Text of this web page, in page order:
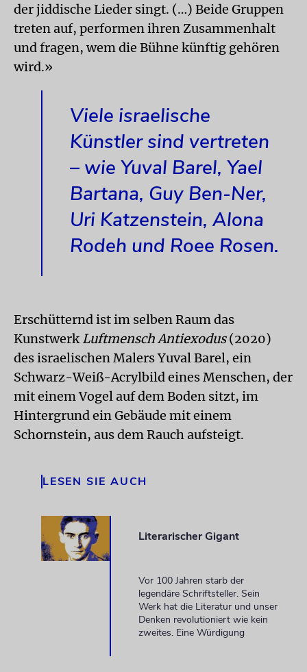
der jiddische Lieder singt. (…) Beide Gruppen
treten auf, performen ihren Zusammenhalt
und fragen, wem die Bühne künftig gehören
wird.»
Viele israelische
Künstler sind vertreten
– wie Yuval Barel, Yael
Bartana, Guy Ben-Ner,
Uri Katzenstein, Alona
Rodeh und Roee Rosen.
Erschütternd ist im selben Raum das
KunstwerkLuftmensch Antiexodus(2020)
des israelischen Malers Yuval Barel, ein
Schwarz-Weiß-Acrylbild eines Menschen, der
mit einem Vogel auf dem Boden sitzt, im
Hintergrund ein Gebäude mit einem
Schornstein, aus dem Rauch aufsteigt.
LESEN SIE AUCH
Literarischer Gigant
Vor 100 Jahren starb der
legendäre Schriftsteller. Sein
Werk hat die Literatur und unser
Denken revolutioniert wie kein
zweites. Eine Würdigung